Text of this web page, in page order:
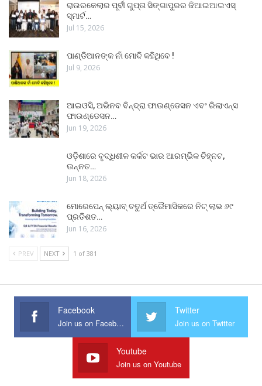
ରାଉରକେଲାର ପୂର୍ବୀ ଗୁପ୍ତା ସିଙ୍ଗାପୁରର ଜିଆଇଆଇଏସ୍
ସ୍ମାର୍ଟ…
Jul 15, 2026
ପାଣ୍ଡିଆନଙ୍କ ନାଁ ମୋଦି କହିଥିବେ !
Jul 9, 2026
ଆଇଓସି, ଅଭିନବ ବିନ୍ଦ୍ରା ଫାଉଣ୍ଡେସନ ଏବଂ ରିଲାଏନ୍ସ
ଫାଉଣ୍ଡେସନ…
Jun 19, 2026
ଓଡ଼ିଶାରେ ବୃଦ୍ଧିଶୀଳ କର୍କଟ ଭାର ଆରମ୍ଭିକ ଚିହ୍ନଟ,
ଉନ୍ନତ…
Jun 18, 2026
ମୋରେପେନ୍ ଲ୍ୟାବ୍ ଚତୁର୍ଥ ତ୍ରୈମାସିକରେ ନିଟ୍ ଲାଭ ୬୯
ପ୍ରତିଶତ…
Jun 16, 2026
PREV NEXT 1 of 381
Facebook
Join us on Facebook
Twitter
Join us on Twitter
Youtube
Join us on Youtube